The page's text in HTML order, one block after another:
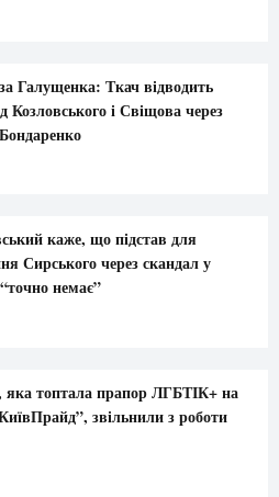
Галущенка: Ткач відводить
Козловського і Свіщова через
каже, що підстав для
Сирського через скандал у
немає”
яка топтала прапор ЛГБТІК+ на
звільнили з роботи